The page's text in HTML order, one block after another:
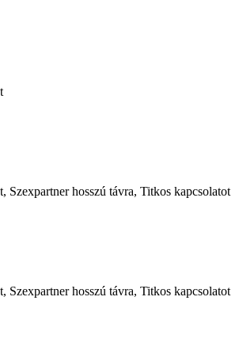
Szexpartner hosszú távra, Titkos kapcsolatot
Szexpartner hosszú távra, Titkos kapcsolatot